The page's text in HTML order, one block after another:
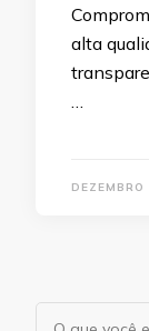
alta
…
Procurando